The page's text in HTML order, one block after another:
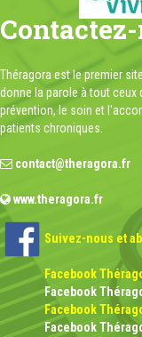
Théragora est le premier
donne la parole à tout
prévention, le soin et
patients chroniques.
contact@theragora.fr
www.theragora.fr
Suivez-nous et
Facebook
Facebook
Facebook
Facebook